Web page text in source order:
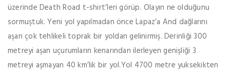
üzerinde Death Road t-shirt’leri görüp. Olayın ne olduğunu
sormuştuk. Yeni yol yapılmadan önce Lapaz’a And dağlarını
aşan çok tehlikeli toprak bir yoldan gelinirmiş. Derinliği 300
metreyi aşan uçurumların kenarından ilerleyen genişliği 3
metreyi aşmayan 40 km’lik bir yol.Yol 4700 metre yuksekikten